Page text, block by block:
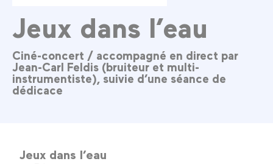
Jeux dans l’eau
Ciné-concert / accompagné en direct par
Jean-Carl Feldis (bruiteur et multi-
instrumentiste), suivie d’une séance de
dédicace
Jeux dans l’eau